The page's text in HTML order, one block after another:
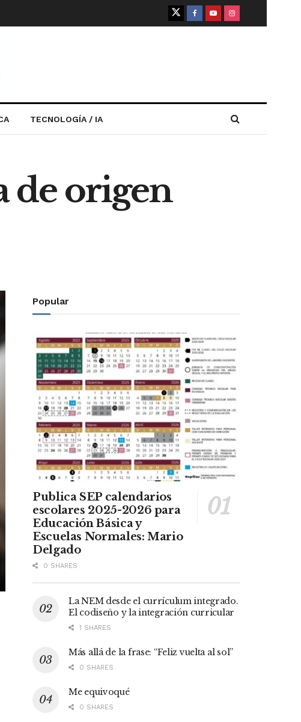
TECNOLOGÍA / IA
de origen
Popular
Publica SEP calendarios
escolares 2025-2026 para
Educación Básica y
Escuelas Normales: Mario
Delgado
0 SHARES
La NEM desde el currículum integrado.
El codiseño y la integración curricular
1 SHARES
Más allá de la frase: “Feliz vuelta al sol”
0 SHARES
Me equivoqué
0 SHARES